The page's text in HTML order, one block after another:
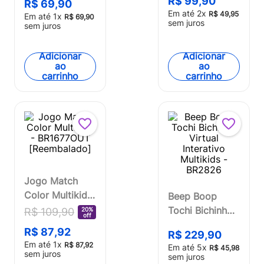
BR426
R$ 69,90
Em até 1x R$ 69,90
sem juros
Adicionar
ao
carrinho
BR373
Em até 2x R$ 49,95
sem juros
Adicionar
ao
carrinho
Jogo Match
Color Multikids
- BR1677OUT
R$ 109,90
20%
off
R$ 87,92
Em até 1x R$ 87,92
sem juros
Beep Boop
Tochi Bichinho
Interativo
Multikids -
R$ 229,90
Em até 5x R$ 45,98
sem juros